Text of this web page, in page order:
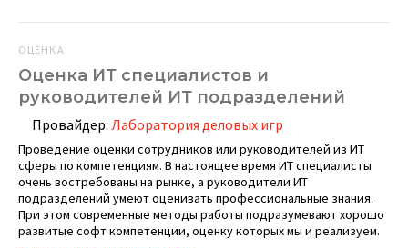
ОЦЕНКА
Оценка ИТ специалистов и
руководителей ИТ подразделений
Провайдер: Лаборатория деловых игр
Проведение оценки сотрудников или руководителей из ИТ
сферы по компетенциям. В настоящее время ИТ специалисты
очень востребованы на рынке, а руководители ИТ
подразделений умеют оценивать профессиональные знания.
При этом современные методы работы подразумевают хорошо
развитые софт компетенции, оценку которых мы и реализуем.